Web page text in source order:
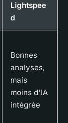
Lightspee
d
Bonnes
analyses,
mais
moins d'IA
intégrée